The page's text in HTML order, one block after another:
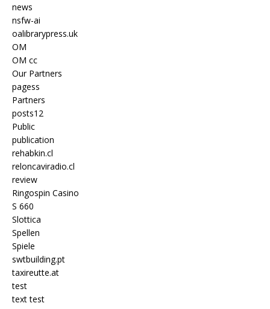
news
nsfw-ai
oalibrarypress.uk
OM
OM cc
Our Partners
pagess
Partners
posts12
Public
publication
rehabkin.cl
reloncaviradio.cl
review
Ringospin Casino
S 660
Slottica
Spellen
Spiele
swtbuilding.pt
taxireutte.at
test
text test